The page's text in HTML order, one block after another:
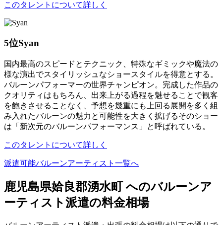
このタレントについて詳しく
5位Syan
国内最高のスピードとテクニック、特殊なギミックや魔法の
様な演出でスタイリッシュなショースタイルを得意とする。
バルーンパフォーマーの世界チャンピオン。完成した作品の
クオリティはもちろん、出来上がる過程を魅せることで観客
を飽きさせることなく、予想を幾重にも上回る展開を多く組
み入れたバルーンの魅力と可能性を大きく拡げるそのショー
は「新次元のバルーンパフォーマンス」と呼ばれている。
このタレントについて詳しく
派遣可能バルーンアーティスト一覧へ
鹿児島県姶良郡湧水町 へのバルーンア
ーティスト派遣の料金相場